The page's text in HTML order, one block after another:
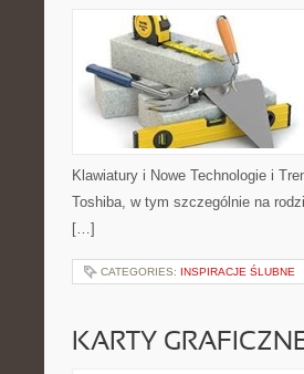
Klawiatury i Nowe Technologie i
Toshiba, w tym szczególnie na
[…]
CATEGORIES: INSPIRACJE ŚLUBNE
KARTY